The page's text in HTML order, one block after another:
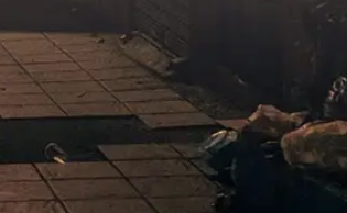
법률지식인
고객후기
업무분야